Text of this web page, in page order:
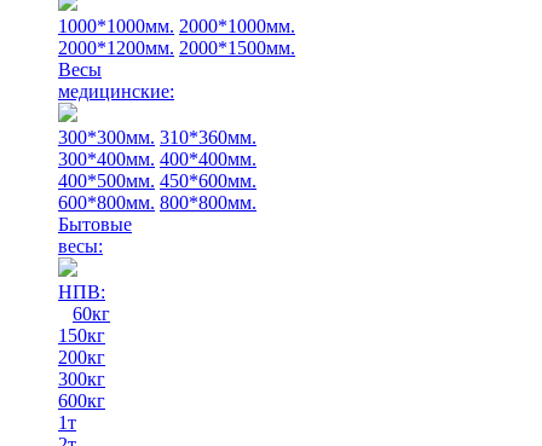
1000*1000мм. 2000*1000мм.
2000*1200мм. 2000*1500мм.
Весы
медицинские:
300*300мм. 310*360мм.
300*400мм. 400*400мм.
400*500мм. 450*600мм.
600*800мм. 800*800мм.
Бытовые
весы:
НПВ:
60кг
150кг
200кг
300кг
600кг
1т